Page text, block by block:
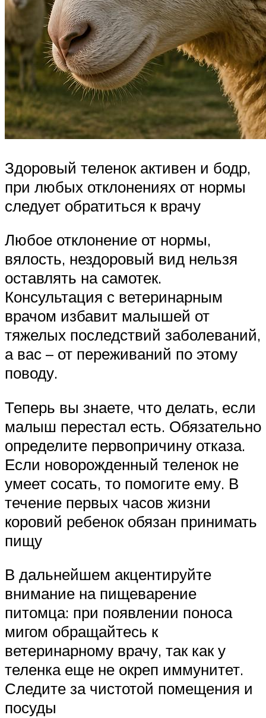
Здоровый теленок активен и бодр,
при любых отклонениях от нормы
следует обратиться к врачу
Любое отклонение от нормы,
вялость, нездоровый вид нельзя
оставлять на самотек.
Консультация с ветеринарным
врачом избавит малышей от
тяжелых последствий заболеваний,
а вас – от переживаний по этому
поводу.
Теперь вы знаете, что делать, если
малыш перестал есть. Обязательно
определите первопричину отказа.
Если новорожденный теленок не
умеет сосать, то помогите ему. В
течение первых часов жизни
коровий ребенок обязан принимать
пищу
В дальнейшем акцентируйте
внимание на пищеварение
питомца: при появлении поноса
мигом обращайтесь к
ветеринарному врачу, так как у
теленка еще не окреп иммунитет.
Следите за чистотой помещения и
посуды